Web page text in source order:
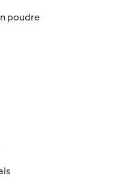
poudre